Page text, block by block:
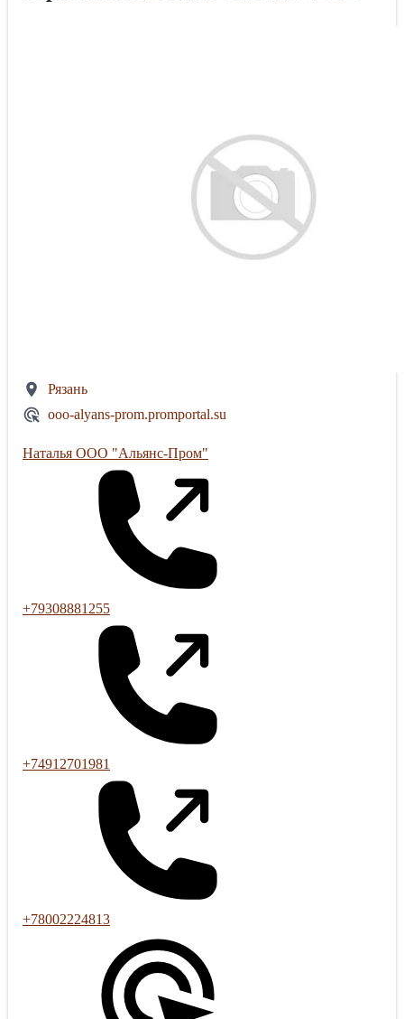
Рязань
ooo-alyans-prom.promportal.su
Наталья ООО "Альянс-Пром"
+79308881255
+74912701981
+78002224813